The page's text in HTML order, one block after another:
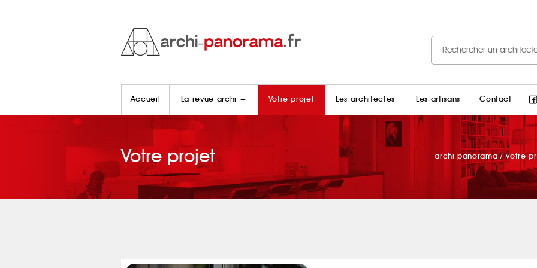
Accueil La revue archi + Votre projet Les architectes Les artisans Contact
Votre projet archi panorama /votre